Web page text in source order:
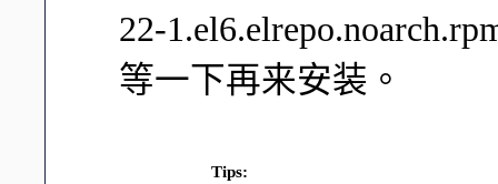
22-
等一下再来安装。
Tips: